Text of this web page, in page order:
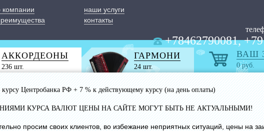
компании
наши услуги
контакты
+78462790081,
АККОРДЕОНЫ
236 шт.
ГАРМОНИ
24 шт.
ВАШ
0руб.
Центробанка РФ + 7 % к действующему курсу (на день оплаты)
КУРСА ВАЛЮТ ЦЕНЫ НА САЙТЕ МОГУТ БЫТЬ НЕ АКТУАЛЬНЫМИ!
просим своих клиентов, во избежание неприятных ситуаций, цены на